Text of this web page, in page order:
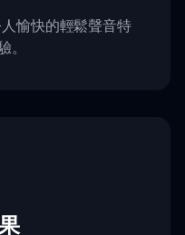
愉快的輕鬆聲音特
。